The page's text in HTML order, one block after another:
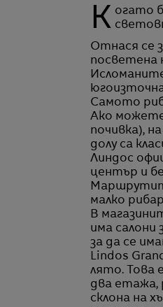
Когато братът на Джералд Даръл - Лорънс, е изпратен в Родос в края на Втората
Отнася се
посветена
Самото
Ако можете
почивка),
долу са
Линдос
център и
малко
В
има салони
за да се
Lindos
лято. Това
два етажа,
склона на